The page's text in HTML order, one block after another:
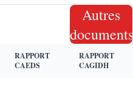
Autres
documents
RAPPORT
CAEDS
RAPPORT
CAGIDH